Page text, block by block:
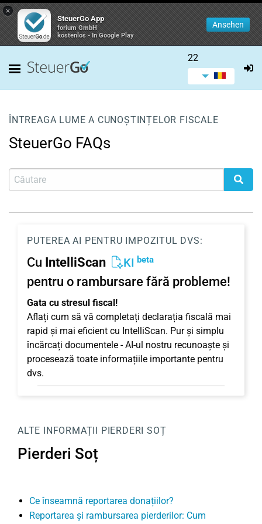
×
SteuerGo App
forium GmbH
kostenlos - In Google Play
Ansehen
22
ÎNTREAGA LUME A CUNOȘTINȚELOR FISCALE
SteuerGo FAQs
PUTEREA AI PENTRU IMPOZITUL DVS:
Cu IntelliScan KI beta
pentru o rambursare fără probleme!
Gata cu stresul fiscal!
Aflați cum să vă completați declarația fiscală mai
rapid și mai eficient cu IntelliScan. Pur și simplu
încărcați documentele - AI-ul nostru recunoaște și
procesează toate informațiile importante pentru
dvs.
ALTE INFORMAȚII PIERDERI SOȚ
Pierderi Soț
Ce înseamnă reportarea donațiilor?
Reportarea și rambursarea pierderilor: Cum